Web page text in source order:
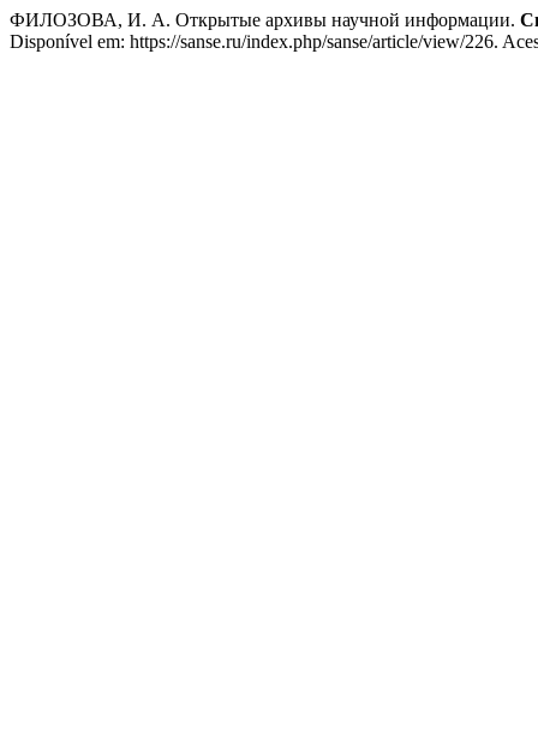
ФИЛОЗОВА, И. А. Открытые архивы научной информации.
Disponível em: https://sanse.ru/index.php/sanse/article/view/226.